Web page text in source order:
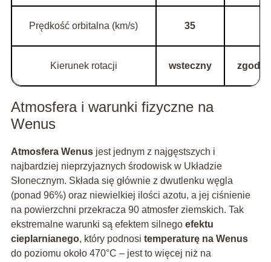
Prędkość orbitalna (km/s) 35
Kierunek rotacji wsteczny
Atmosfera i warunki fizyczne na
Wenus
Atmosfera Wenusjest jednym z najgęstszych i
najbardziej nieprzyjaznych środowisk w Układzie
Słonecznym. Składa się głównie z dwutlenku węgla
(ponad 96%) oraz niewielkiej ilości azotu, a jej ciśnienie
na powierzchni przekracza 90 atmosfer ziemskich. Tak
ekstremalne warunki są efektem silnego efektu
cieplarnianego, który podnosi temperaturę na Wenus
do poziomu około 470°C – jest to więcej niż na